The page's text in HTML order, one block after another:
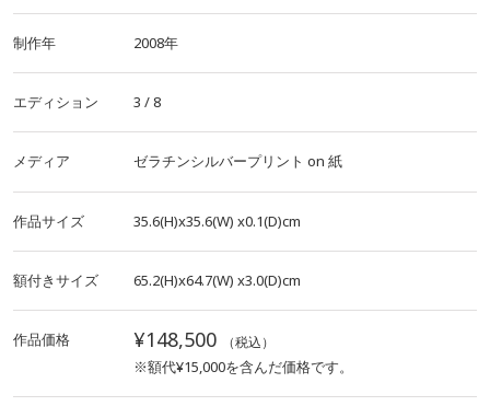
制作年 2008年
エディション 3 / 8
メディア ゼラチンシルバープリント on 紙
作品サイズ 35.6(H)x35.6(W) x0.1(D)cm
額付きサイズ 65.2(H)x64.7(W) x3.0(D)cm
作品価格 ¥148,500 （税込）
※額代¥15,000を含んだ価格です。